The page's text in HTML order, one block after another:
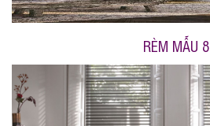
RÈM MẪU 8